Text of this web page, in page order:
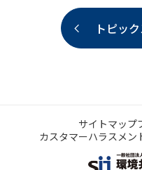
トピッ
サイトマップ
カスタマーハラスメン